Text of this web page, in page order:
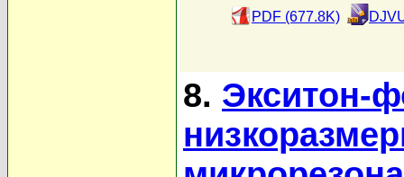
PDF (677.8K)
8. Экситон-